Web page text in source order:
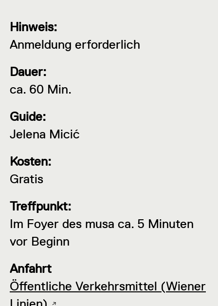
Hinweis:
Anmeldung erforderlich
Dauer:
ca. 60 Min.
Guide:
Jelena Micić
Kosten:
Gratis
Treffpunkt:
Im Foyer des musa ca. 5 Minuten
vor Beginn
Anfahrt
Öffentliche Verkehrsmittel (Wiener